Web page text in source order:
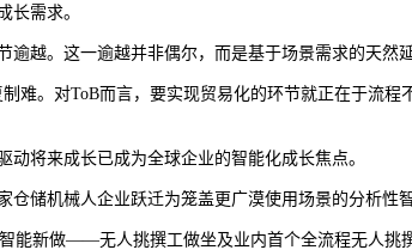
长需求。
越。这一逾越并非偶尔，而是基于场景需求的天然延
。对ToB而言，要实现贸易化的环节就正在于流
将来成长已成为全球企业的智能化成长焦点。
机械人企业跃迁为笼盖更广漠使用场景的分析性
新做——无人挑撰工做坐及业内首个全流程无人挑